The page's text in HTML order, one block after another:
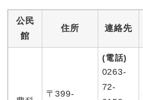
公民
館
住所 連絡先
〒399-
(電話)
0263-
72-